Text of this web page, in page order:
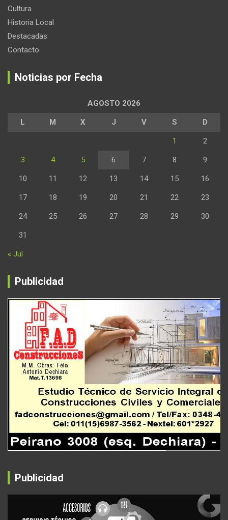
Cultura
Historia Local
Destacadas
Contacto
Noticias por Fecha
AGOSTO 2026
L M X J V S D
1 2
3 4 5 6 7 8 9
10 11 12 13 14 15 16
17 18 19 20 21 22 23
24 25 26 27 28 29 30
31
« Jul
Publicidad
Publicidad